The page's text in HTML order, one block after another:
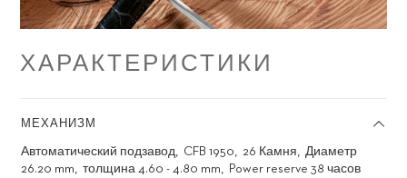
ХАРАКТЕРИСТИКИ
МЕХАНИЗМ
Автоматический подзавод CFB 1950 26 Камня
Диаметр
26.20 mm
толщина 4.60 - 4.80 mm Power reserve 38 часов